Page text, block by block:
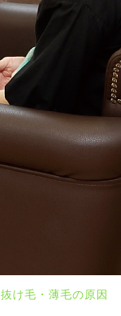
抜け毛・薄毛の原因